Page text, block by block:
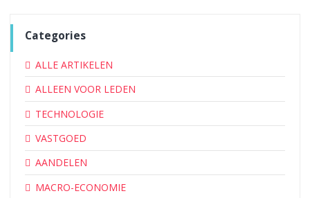
Categories
ALLE ARTIKELEN
ALLEEN VOOR LEDEN
TECHNOLOGIE
VASTGOED
AANDELEN
MACRO-ECONOMIE